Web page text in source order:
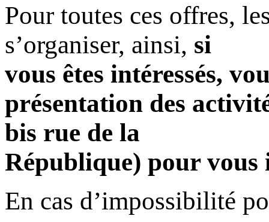
Pour toutes ces offres,
s’organiser, ainsi, si
vous êtes intéressés,
présentation des
bis rue de la
République) pour vous
En cas d’impossibilité